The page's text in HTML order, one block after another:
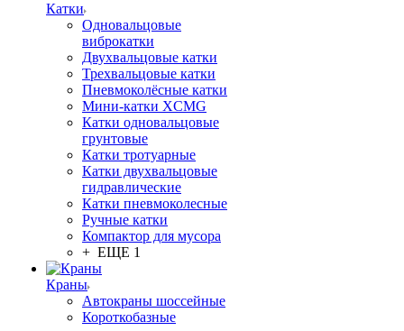
Катки
Одновальцовые
виброкатки
Двухвальцовые катки
Трехвальцовые катки
Пневмоколёсные катки
Мини-катки XCMG
Катки одновальцовые
грунтовые
Катки тротуарные
Катки двухвальцовые
гидравлические
Катки пневмоколесные
Ручные катки
Компактор для мусора
+ ЕЩЕ 1
Краны
Автокраны шоссейные
Короткобазные